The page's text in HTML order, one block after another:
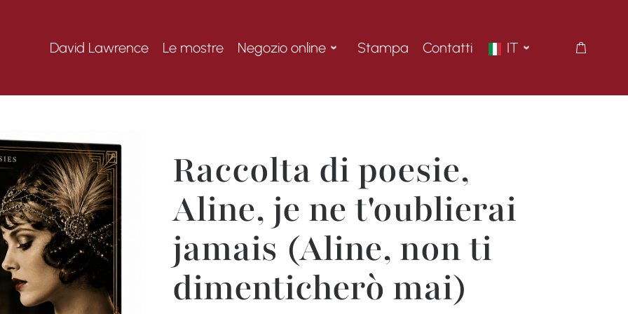
David Lawrence Le mostre Negozio online Stampa Contatti IT
Raccolta di poesie,
Aline, je ne t'oublierai
jamais (Aline, non ti
dimenticherò mai)